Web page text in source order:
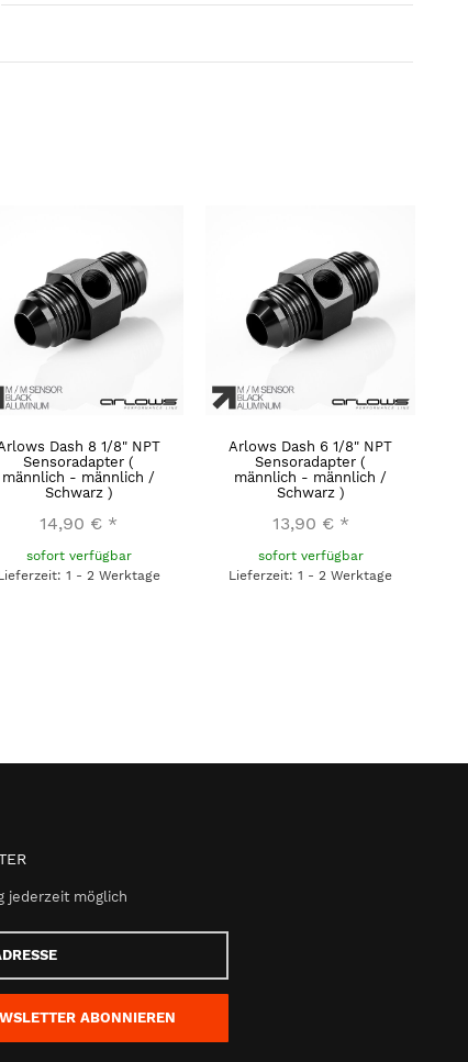
Dash 8 1/8" NPT
Sensoradapter (
männlich - männlich /
Schwarz )
14,90 € *
sofort verfügbar
1 - 2 Werktage
Arlows Dash 6 1/8" NPT
Sensoradapter (
männlich - männlich /
Schwarz )
13,90 € *
sofort verfügbar
Lieferzeit: 1 - 2 Werktage
jederzeit möglich
ABONNIEREN